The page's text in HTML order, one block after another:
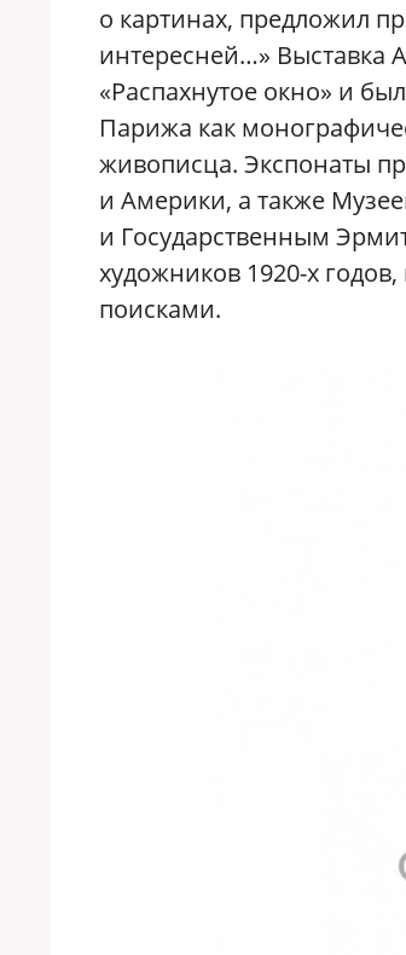
о картинах, предложил
интересней…» Выставка
«Распахнутое окно» и
Парижа как
живописца. Экспонаты
и Америки, а также
и Государственным
художников 1920-х
поисками.